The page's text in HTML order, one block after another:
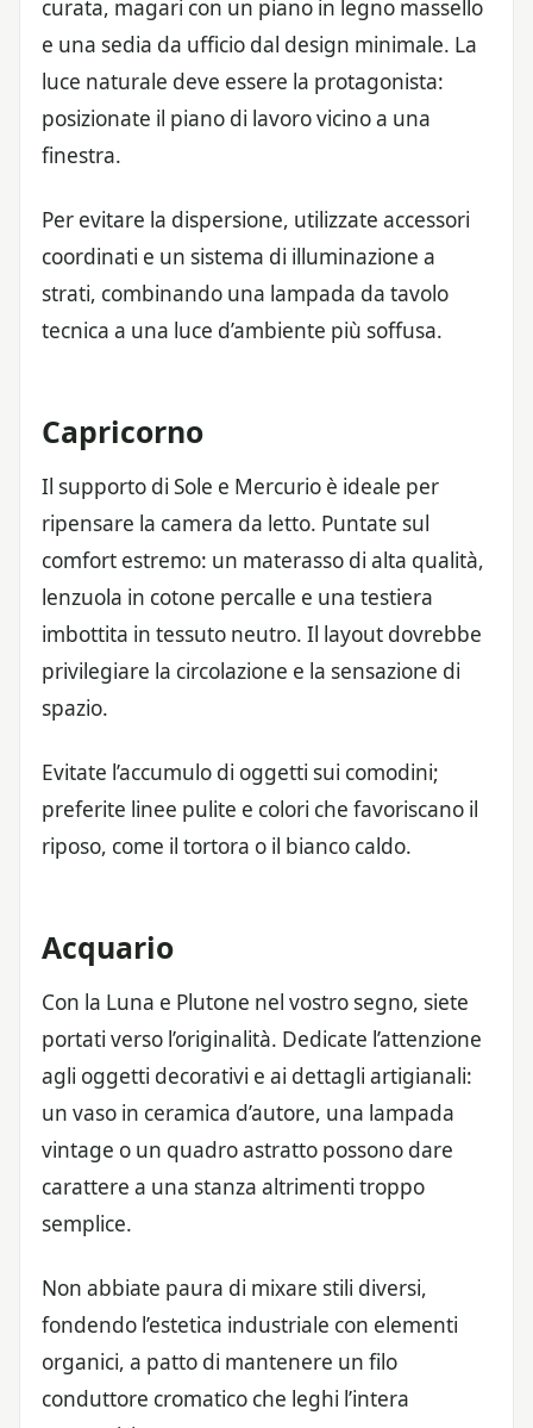
curata, magari con un piano in legno massello
e una sedia da ufficio dal design minimale. La
luce naturale deve essere la protagonista:
posizionate il piano di lavoro vicino a una
finestra.
Per evitare la dispersione, utilizzate accessori
coordinati e un sistema di illuminazione a
strati, combinando una lampada da tavolo
tecnica a una luce d’ambiente più soffusa.
Capricorno
Il supporto di Sole e Mercurio è ideale per
ripensare la camera da letto. Puntate sul
comfort estremo: un materasso di alta qualità,
lenzuola in cotone percalle e una testiera
imbottita in tessuto neutro. Il layout dovrebbe
privilegiare la circolazione e la sensazione di
spazio.
Evitate l’accumulo di oggetti sui comodini;
preferite linee pulite e colori che favoriscano il
riposo, come il tortora o il bianco caldo.
Acquario
Con la Luna e Plutone nel vostro segno, siete
portati verso l’originalità. Dedicate l’attenzione
agli oggetti decorativi e ai dettagli artigianali:
un vaso in ceramica d’autore, una lampada
vintage o un quadro astratto possono dare
carattere a una stanza altrimenti troppo
semplice.
Non abbiate paura di mixare stili diversi,
fondendo l’estetica industriale con elementi
organici, a patto di mantenere un filo
conduttore cromatico che leghi l’intera